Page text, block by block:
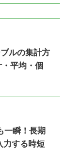
ルの集計方
平均・個
一瞬！長期
力する時短